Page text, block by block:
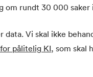
om rundt 30 000 saker
Vi skal ikke
pålitelig KI, som skal